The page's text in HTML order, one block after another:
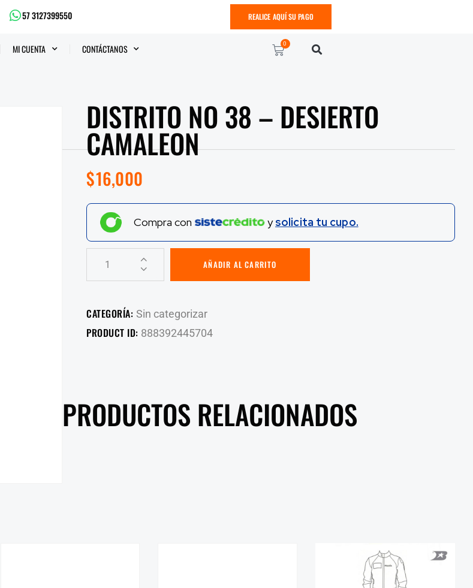
57 3127399550 REALICE AQUÍ SU PAGO
MI CUENTA CONTÁCTANOS 0
DISTRITO NO 38 – DESIERTO
CAMALEON
$16,000
Compra con ysolicita tu cupo.
AÑADIR AL CARRITO
CATEGORÍA: Sin categorizar
PRODUCT ID: 888392445704
PRODUCTOS RELACIONADOS